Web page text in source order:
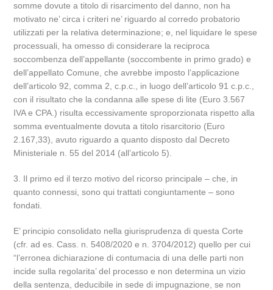
somme dovute a titolo di risarcimento del danno, non ha
motivato ne’ circa i criteri ne’ riguardo al corredo probatorio
utilizzati per la relativa determinazione; e, nel liquidare le spese
processuali, ha omesso di considerare la reciproca
soccombenza dell’appellante (soccombente in primo grado) e
dell’appellato Comune, che avrebbe imposto l’applicazione
dell’articolo 92, comma 2, c.p.c., in luogo dell’articolo 91 c.p.c.,
con il risultato che la condanna alle spese di lite (Euro 3.567
IVA e CPA.) risulta eccessivamente sproporzionata rispetto alla
somma eventualmente dovuta a titolo risarcitorio (Euro
2.167,33), avuto riguardo a quanto disposto dal Decreto
Ministeriale n. 55 del 2014 (all’articolo 5).
3. Il primo ed il terzo motivo del ricorso principale – che, in
quanto connessi, sono qui trattati congiuntamente – sono
fondati.
E’ principio consolidato nella giurisprudenza di questa Corte
(cfr. ad es. Cass. n. 5408/2020 e n. 3704/2012) quello per cui
“l’erronea dichiarazione di contumacia di una delle parti non
incide sulla regolarita’ del processo e non determina un vizio
della sentenza, deducibile in sede di impugnazione, se non